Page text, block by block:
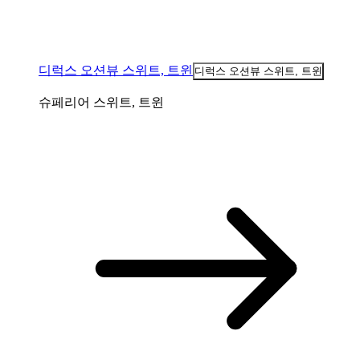
디럭스 오션뷰 스위트, 트윈 디럭스 오션뷰 스위트, 트윈
슈페리어 스위트, 트윈